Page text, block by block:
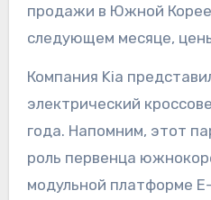
продажи в Южной
следующем месяце,
Компания Kia
электрический
года. Напомним, этот
роль первенца
модульной платформе